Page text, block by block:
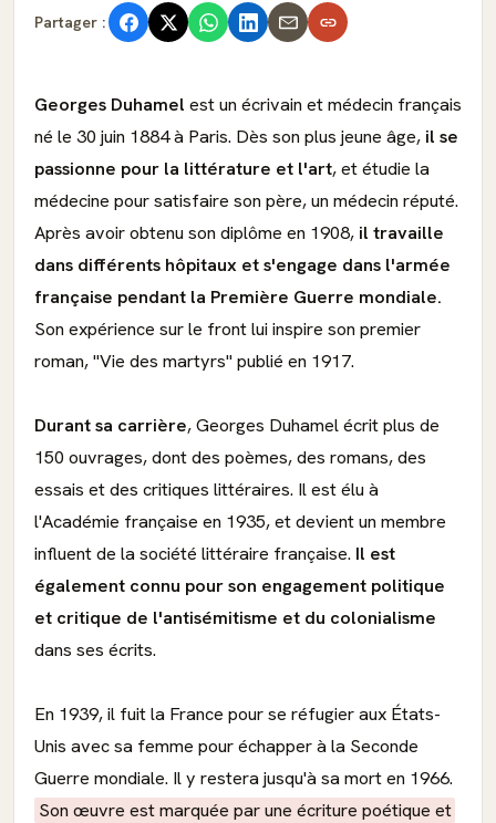
Partager :
Georges Duhamel est un écrivain et médecin français
né le 30 juin 1884 à Paris. Dès son plus jeune âge, il se
passionne pour la littérature et l'art, et étudie la
médecine pour satisfaire son père, un médecin réputé.
Après avoir obtenu son diplôme en 1908, il travaille
dans différents hôpitaux et s'engage dans l'armée
française pendant la Première Guerre mondiale.
Son expérience sur le front lui inspire son premier
roman, "Vie des martyrs" publié en 1917.
Durant sa carrière, Georges Duhamel écrit plus de
150 ouvrages, dont des poèmes, des romans, des
essais et des critiques littéraires. Il est élu à
l'Académie française en 1935, et devient un membre
influent de la société littéraire française. Il est
également connu pour son engagement politique
et critique de l'antisémitisme et du colonialisme
dans ses écrits.
En 1939, il fuit la France pour se réfugier aux États-
Unis avec sa femme pour échapper à la Seconde
Guerre mondiale. Il y restera jusqu'à sa mort en 1966.
Son œuvre est marquée par une écriture poétique et